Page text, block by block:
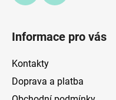
Informace pro vás
Kontakty
Doprava a platba